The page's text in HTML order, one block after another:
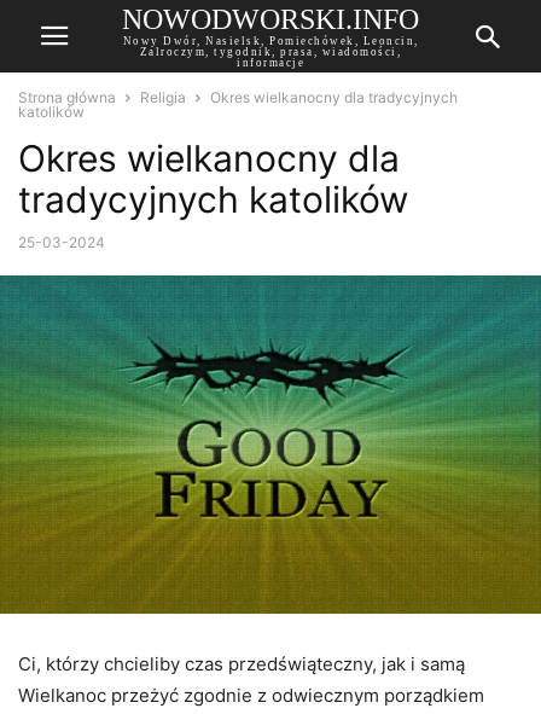
NOWODWORSKI.INFO
Nowy Dwór, Nasielsk, Pomiechówek, Leoncin,
Zalroczym, tygodnik, prasa, wiadomości,
informacje
Strona główna Religia
Okres wielkanocny dla tradycyjnych
katolików
Okres wielkanocny dla
tradycyjnych katolików
25-03-2024
Ci, którzy chcieliby czas przedświąteczny, jak i samą
Wielkanoc przeżyć zgodnie z odwiecznym porządkiem